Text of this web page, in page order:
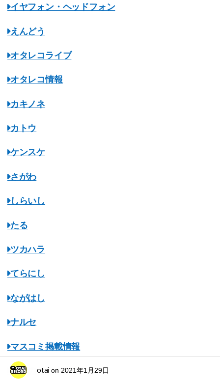
イヤフォン・ヘッドフォン
えんどう
オタレコライブ
オタレコ情報
カキノネ
カトウ
ケンスケ
さがわ
しらいし
たる
ツカハラ
てらにし
ながはし
ナルセ
マスコミ掲載情報
みちのくオタレコ
otai on 2021年1月29日